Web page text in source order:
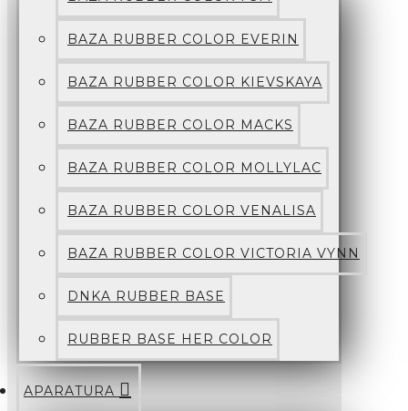
BAZA RUBBER COLOR EVERIN
BAZA RUBBER COLOR KIEVSKAYA
BAZA RUBBER COLOR MACKS
BAZA RUBBER COLOR MOLLYLAC
BAZA RUBBER COLOR VENALISA
BAZA RUBBER COLOR VICTORIA VYNN
DNKA RUBBER BASE
RUBBER BASE HER COLOR
APARATURA